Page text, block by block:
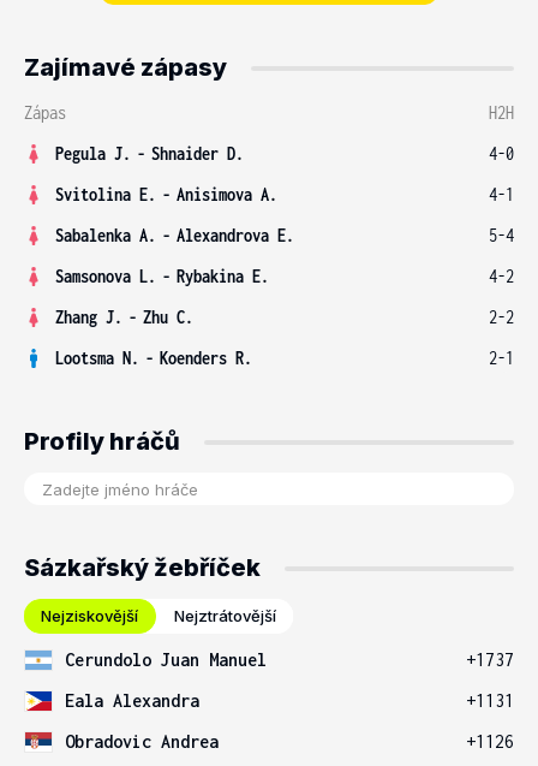
Zajímavé zápasy
Zápas
H2H
Pegula J. - Shnaider D.
4-0
Svitolina E. - Anisimova A.
4-1
Sabalenka A. - Alexandrova E.
5-4
Samsonova L. - Rybakina E.
4-2
Zhang J. - Zhu C.
2-2
Lootsma N. - Koenders R. 2-1
Profily hráčů
Sázkařský žebříček
Nejziskovější Nejztrátovější
Cerundolo Juan Manuel
+1737
Eala Alexandra
+1131
Obradovic Andrea
+1126